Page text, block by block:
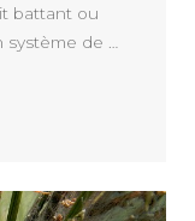
battant ou
de …
pour plus de